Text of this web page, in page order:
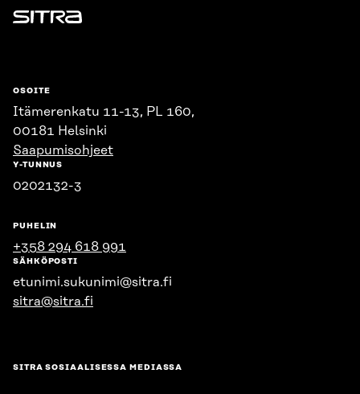
Sitra
OSOITE
Itämerenkatu 11-13, PL 160,
00181 Helsinki
Saapumisohjeet
Y-TUNNUS
0202132-3
PUHELIN
+358 294 618 991
SÄHKÖPOSTI
etunimi.sukunimi@sitra.fi
sitra@sitra.fi
SITRA SOSIAALISESSA MEDIASSA